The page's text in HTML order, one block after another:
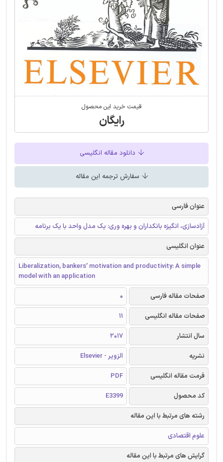
قیمت خرید این محصول
رایگان
دانلود مقاله انگلیسی
سفارش ترجمه این مقاله
عنوان فارسی
آزادسازی، انگیزه بانکداران و بهره وری: یک مدل واحد با یک برنامه
عنوان انگلیسی
Liberalization, bankers’ motivation and productivity: A simple
model with an application
صفحات مقاله فارسی
0
صفحات مقاله انگلیسی
11
سال انتشار
2017
نشریه
الزویر - Elsevier
فرمت مقاله انگلیسی
PDF
کد محصول
E3399
رشته های مرتبط با این مقاله
علوم اقتصادی
گرایش های مرتبط با این مقاله